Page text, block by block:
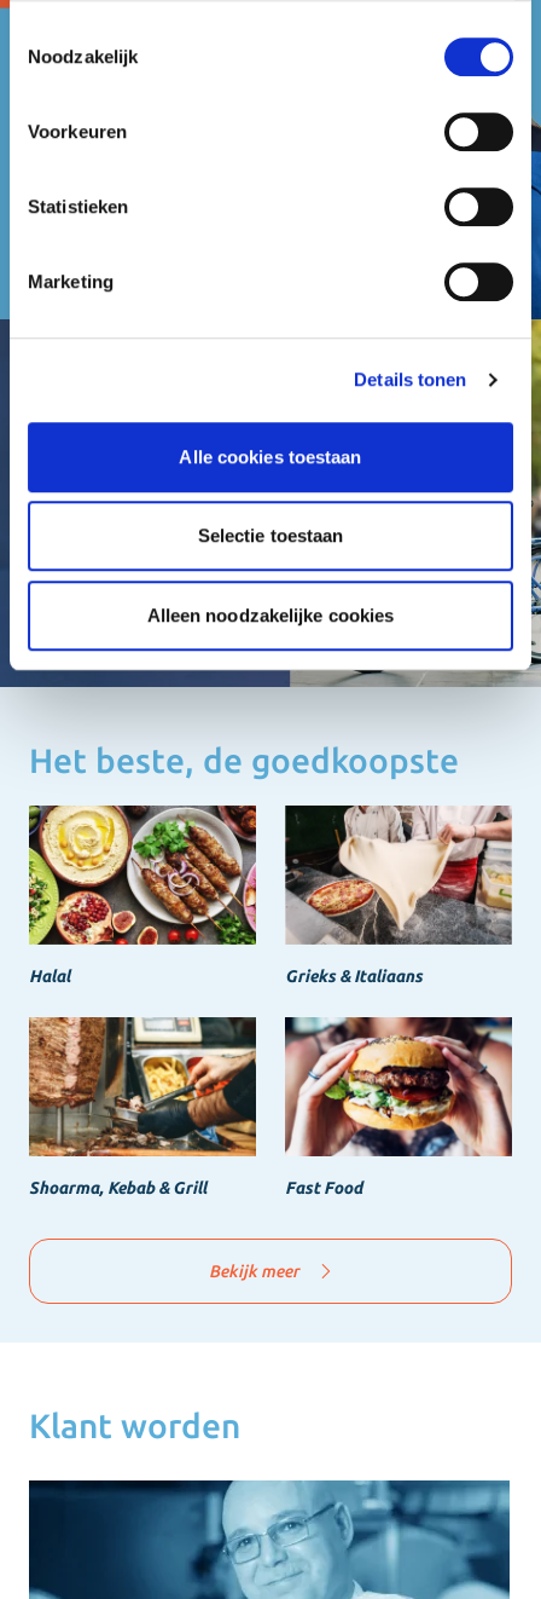
Noodzakelijk
Voorkeuren
Statistieken
Marketing
Details tonen
Alle cookies toestaan
Selectie toestaan
Alleen noodzakelijke cookies
Het beste, de goedkoopste
Halal Grieks & Italiaans
Shoarma, Kebab & Grill Fast Food
Bekijk meer
Klant worden